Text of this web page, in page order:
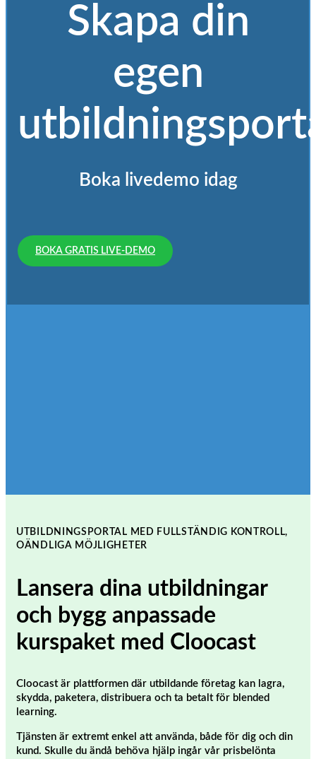
Skapa din
egen
Boka livedemo idag
BOKA GRATIS LIVE-DEMO
UTBILDNINGSPORTAL MED FULLSTÄNDIG KONTROLL,
OÄNDLIGA MÖJLIGHETER
Lansera dina utbildningar
och bygg anpassade
kurspaket med Cloocast
Cloocast är plattformen där utbildande företag kan lagra,
skydda, paketera, distribuera och ta betalt för blended
learning.
Tjänsten är extremt enkel att använda, både för dig och din
kund. Skulle du ändå behöva hjälp ingår vår prisbelönta